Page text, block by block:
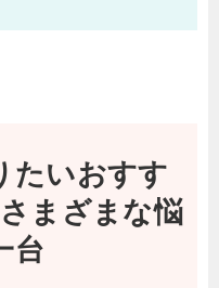
たいおすす
まざまな悩
台